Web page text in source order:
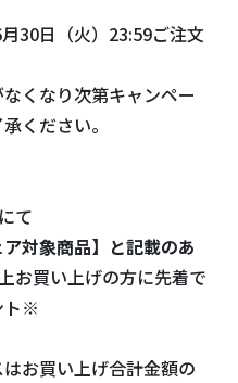
30日（火）23:59ご注文
くなり次第キャンペー
ください。
て
対象商品】と記載のあ
お買い上げの方に先着で
ト※
お買い上げ合計金額の